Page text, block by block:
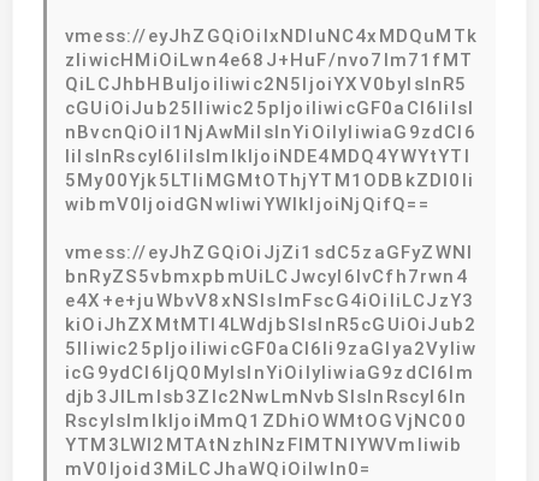
vmess://eyJhZGQiOiIxNDIuNC4xMDQuMTk
zIiwicHMiOiLwn4e68J+HuF/nvo7lm71fMT
QiLCJhbHBuIjoiIiwic2N5IjoiYXV0byIsInR5
cGUiOiJub25lIiwic25pIjoiIiwicGF0aCI6IiIsI
nBvcnQiOiI1NjAwMiIsInYiOiIyIiwiaG9zdCI6
IiIsInRscyI6IiIsImlkIjoiNDE4MDQ4YWYtYTI
5My00Yjk5LTliMGMtOThjYTM1ODBkZDI0Ii
wibmV0IjoidGNwIiwiYWlkIjoiNjQifQ==
vmess://eyJhZGQiOiJjZi1sdC5zaGFyZWNl
bnRyZS5vbmxpbmUiLCJwcyI6IvCfh7rwn4
e4X+e+juWbvV8xNSIsImFscG4iOiIiLCJzY3
kiOiJhZXMtMTI4LWdjbSIsInR5cGUiOiJub2
5lIiwic25pIjoiIiwicGF0aCI6Ii9zaGlya2VyIiw
icG9ydCI6IjQ0MyIsInYiOiIyIiwiaG9zdCI6Im
djb3JlLmlsb3Zlc2NwLmNvbSIsInRscyI6In
RscyIsImlkIjoiMmQ1ZDhiOWMtOGVjNC00
YTM3LWI2MTAtNzhlNzFlMTNlYWVmIiwib
mV0Ijoid3MiLCJhaWQiOiIwIn0=